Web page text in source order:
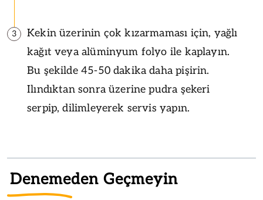
3
Kekin üzerinin çok kızarmaması için, yağlı
kağıt veya alüminyum folyo ile kaplayın.
Bu şekilde 45-50 dakika daha pişirin.
Ilındıktan sonra üzerine pudra şekeri
serpip, dilimleyerek servis yapın.
Denemeden Geçmeyin